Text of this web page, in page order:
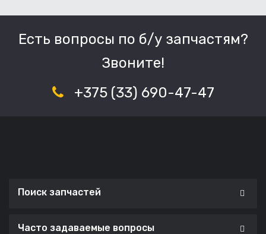
Есть вопросы по б/у запчастям?
Звоните!
+375 (33) 690-47-47
Поиск запчастей
Часто задаваемые вопросы